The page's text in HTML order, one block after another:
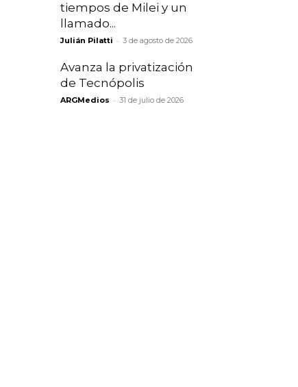
tiempos de Milei y un
llamado...
Julián Pilatti - 3 de agosto de 2026
Avanza la privatización
de Tecnópolis
ARGMedios - 31 de julio de 2026